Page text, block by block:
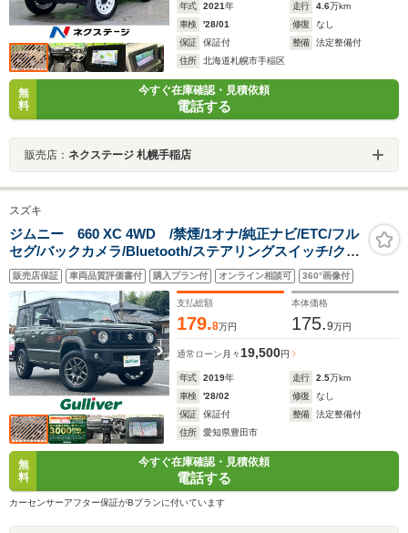
年式 2021年 走行 4.6万km
車検
'28/01 修復
なし
保証
保証付 整備
法定整備付
住所
北海道札幌市手稲区
無
料
今すぐ在庫確認・見積依頼
電話する
販売店： ネクステージ 札幌手稲店
スズキ
ジムニー 660 XC 4WD /禁煙/1オナ/純正ナビ/ETC/フル
セグ/バックカメラ/Bluetooth/ステアリングスイッチ/クル
ーズコントロール/前席シートヒーター/スズキセーフティ
サポート/車線逸脱警報/プッシュスタート/電動格納ミラ
ー/ISOFIX
販売店保証 車両品質評価書付 購入プラン付 オンライン相談可 360°画像付
支払総額
179.8万円
本体価格
175.9万円
通常ローン 月々 19,500円
年式 2019年 走行 2.5万km
車検
'28/02 修復
なし
保証
保証付 整備
法定整備付
住所
愛知県豊田市
無
料
今すぐ在庫確認・見積依頼
電話する
カーセンサーアフター保証がBプランに付いています